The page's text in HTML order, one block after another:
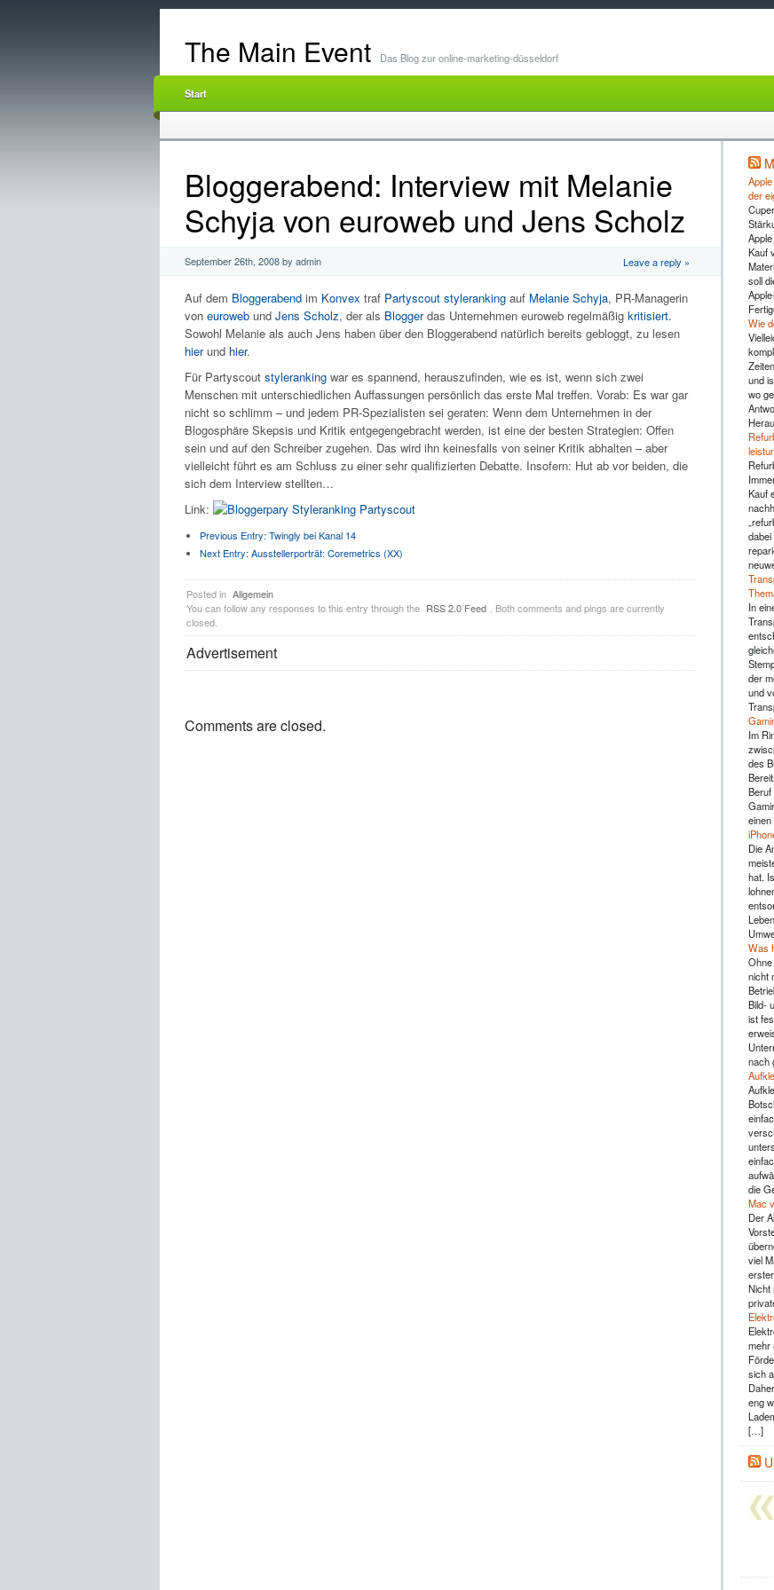
The Main Event Das Blog zur online-marketing-düsseldorf
Start
Bloggerabend: Interview mit Melanie
Schyja von euroweb und Jens Scholz
September 26th, 2008 by admin Leave a reply »
Auf dem Bloggerabendim Konvex traf Partyscout stylerankingauf Melanie Schyja, PR-Managerin
von eurowebund Jens Scholz, der als Bloggerdas Unternehmen euroweb regelmäßig kritisiert.
Sowohl Melanie als auch Jens haben über den Bloggerabend natürlich bereits gebloggt, zu lesen
hierund hier.
Für Partyscout stylerankingwar es spannend, herauszufinden, wie es ist, wenn sich zwei
Menschen mit unterschiedlichen Auffassungen persönlich das erste Mal treffen. Vorab: Es war gar
nicht so schlimm – und jedem PR-Spezialisten sei geraten: Wenn dem Unternehmen in der
Blogosphäre Skepsis und Kritik entgegengebracht werden, ist eine der besten Strategien: Offen
sein und auf den Schreiber zugehen. Das wird ihn keinesfalls von seiner Kritik abhalten – aber
vielleicht führt es am Schluss zu einer sehr qualifizierten Debatte. Insofern: Hut ab vor beiden, die
sich dem Interview stellten…
Link:
Previous Entry: Twingly bei Kanal 14
Next Entry: Ausstellerporträt: Coremetrics (XX)
Posted in Allgemein
You can follow any responses to this entry through the RSS 2.0 Feed
. Both comments and pings are currently
closed.
Advertisement
Comments are closed.
der
Kauf
soll
Wie
und
wo
Kauf
In
der
und
Im
des
Beruf
Die
hat.
Was
nicht
Bild-
ist
nach
die
Mac
Der
viel
Nicht
mehr
sich
eng
[…]